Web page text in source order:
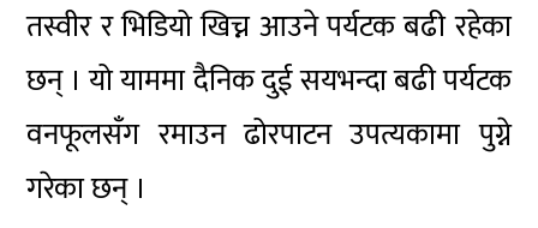
तस्वीर र भिडियो खिच्न आउने पर्यटक बढी रहेका
छन् । यो याममा दैनिक दुई सयभन्दा बढी पर्यटक
वनफूलसँग रमाउन ढोरपाटन उपत्यकामा पुग्ने
गरेका छन् ।